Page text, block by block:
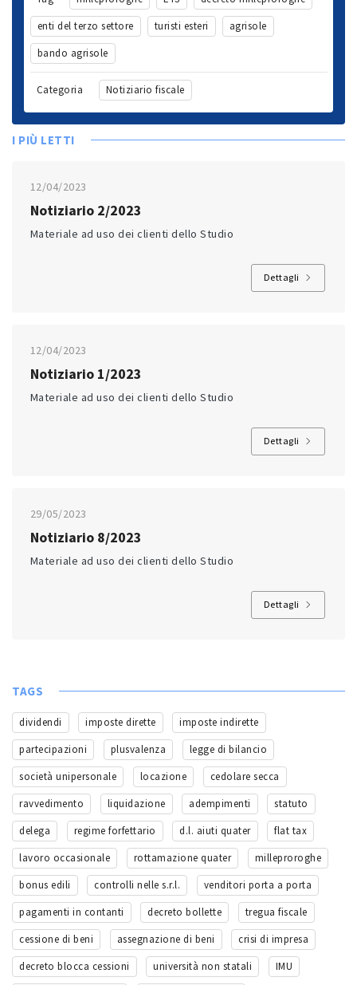
enti del terzo settore
turisti esteri
agrisole
bando agrisole
Categoria Notiziario fiscale
I PIÙ LETTI
12/04/2023
Notiziario 2/2023
Materiale ad uso dei clienti dello Studio
Dettagli
12/04/2023
Notiziario 1/2023
Materiale ad uso dei clienti dello Studio
Dettagli
29/05/2023
Notiziario 8/2023
Materiale ad uso dei clienti dello Studio
Dettagli
TAGS
dividendi imposte dirette
imposte indirette
partecipazioni
plusvalenza
legge di bilancio
società unipersonale
locazione
cedolare secca
ravvedimento
liquidazione adempimenti
statuto
delega
regime forfettario d.l. aiuti quater
flat tax
lavoro occasionale
rottamazione quater
milleproroghe
bonus edili
controlli nelle s.r.l.
venditori porta a porta
pagamenti in contanti
decreto bollette
tregua fiscale
cessione di beni
assegnazione di beni
crisi di impresa
decreto blocca cessioni
università non statali
IMU